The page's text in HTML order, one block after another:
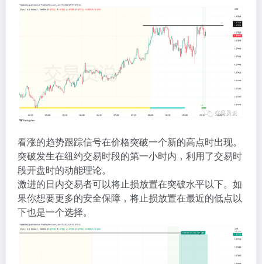
看涨的趋势跟踪信号在价格突破一个新的高点时出现。
突破发生在纽约交易时段的第一小时内，利用了交易时
段开盘时的动能理论。
激进的日内交易者可以将止损放置在突破水平以下。如
果你想要更多的安全保障，将止损放置在最近的低点以
下也是一个选择。